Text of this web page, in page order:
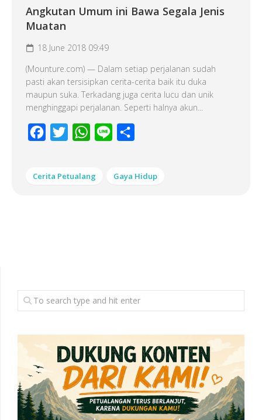
Angkutan Umum ini Bawa Segala Jenis
Muatan
18 June 2018 09:49
(Mounture.com) — Dalam setiap perjalanan sudah
pasti akan tersisipkan cerita-cerita baik itu duka
maupun suka. Terkadang juga cerita lucu dan unik
menghinggapi perjalanan. Seperti halnya akun...
Facebook
Twitter WhatsApp
Line
Cerita Petualang Gaya Hidup